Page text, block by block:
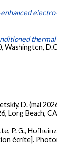
thermal
D. (mai
Long Beach,
P. G.,
écrite].